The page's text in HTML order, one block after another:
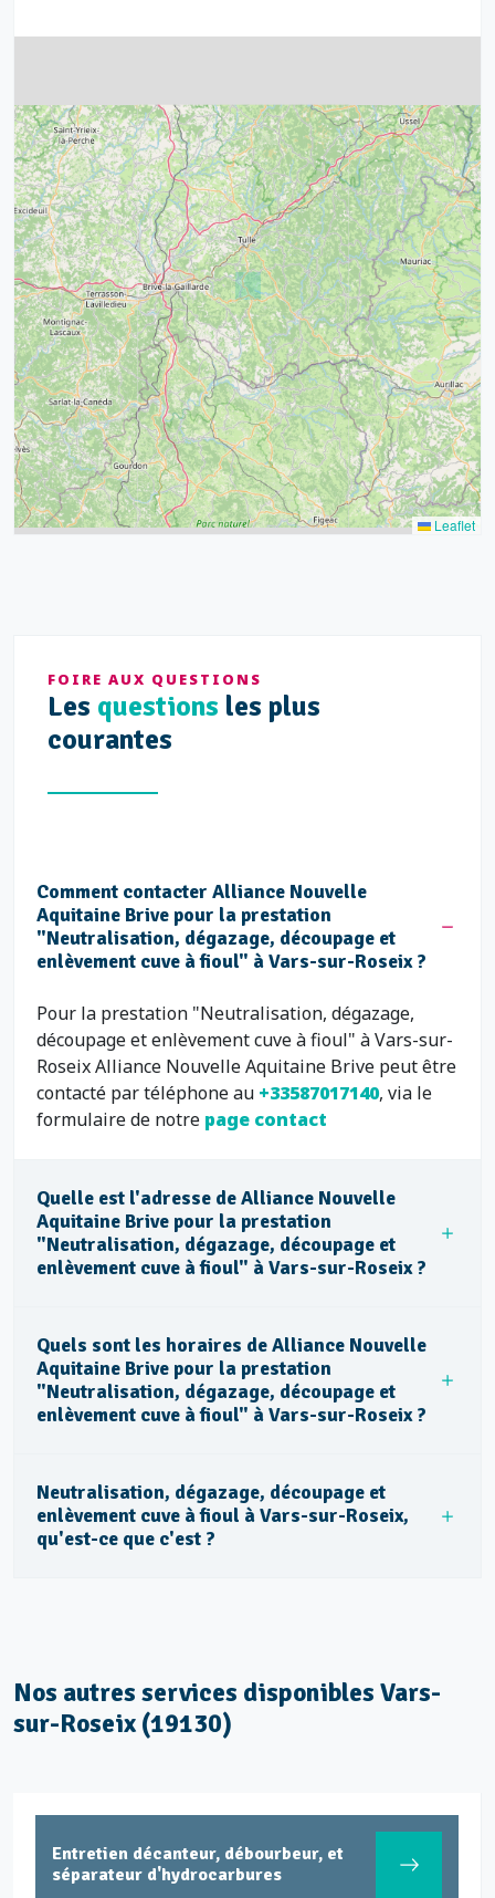
4
15
21
14
32
39
52 68
43
Leaflet
FOIRE AUX QUESTIONS
Les questions les plus
courantes
Comment contacter Alliance Nouvelle
Aquitaine Brive pour la prestation
"Neutralisation, dégazage, découpage et
enlèvement cuve à fioul" à Vars-sur-Roseix ?
Pour la prestation "Neutralisation, dégazage,
découpage et enlèvement cuve à fioul" à Vars-sur-
Roseix Alliance Nouvelle Aquitaine Brive peut être
contacté par téléphone au +33587017140, via le
formulaire de notre page contact
Quelle est l'adresse de Alliance Nouvelle
Aquitaine Brive pour la prestation
"Neutralisation, dégazage, découpage et
enlèvement cuve à fioul" à Vars-sur-Roseix ?
Quels sont les horaires de Alliance Nouvelle
Aquitaine Brive pour la prestation
"Neutralisation, dégazage, découpage et
enlèvement cuve à fioul" à Vars-sur-Roseix ?
Neutralisation, dégazage, découpage et
enlèvement cuve à fioul à Vars-sur-Roseix,
qu'est-ce que c'est ?
Nos autres services disponibles Vars-
sur-Roseix (19130)
Entretien décanteur, débourbeur, et
séparateur d'hydrocarbures